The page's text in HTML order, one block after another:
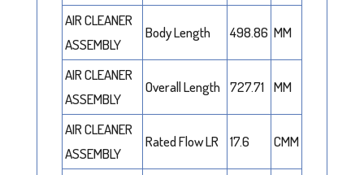
AIR CLEANER
ASSEMBLY
Body Length 498.86 MM
AIR CLEANER
ASSEMBLY
Overall Length 727.71 MM
AIR CLEANER
ASSEMBLY
Rated Flow LR 17.6 CMM